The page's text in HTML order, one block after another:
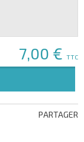
7,00 € TTC
PARTAGER